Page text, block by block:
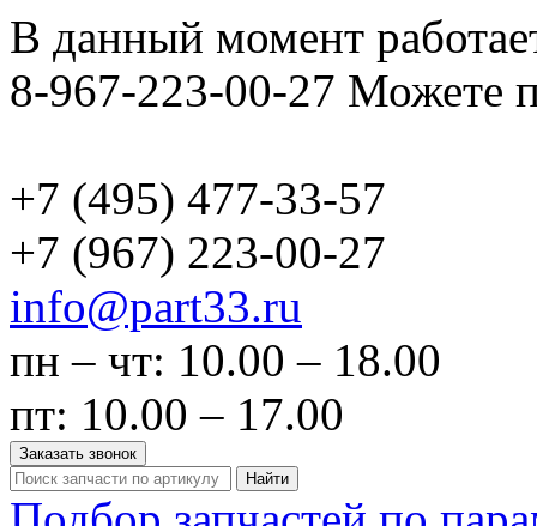
В данный момент
8-967-223-00-27 Можете
+7 (495) 477-33-57
+7 (967) 223-00-27
info@part33.ru
пн – чт: 10.00 – 18.00
пт: 10.00 – 17.00
Заказать звонок
Найти